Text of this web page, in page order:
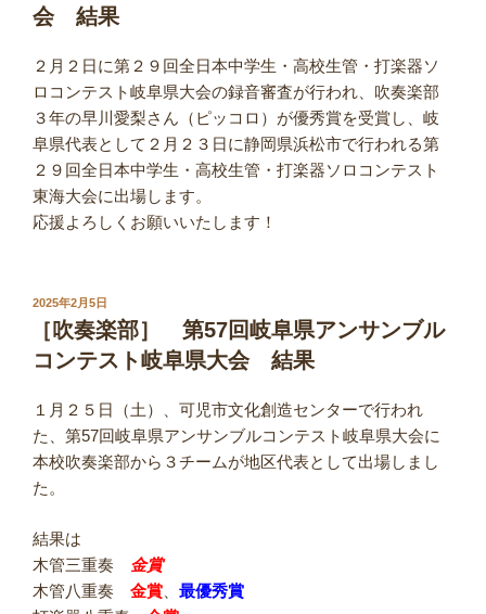
会 結果
２月２日に第２９回全日本中学生・高校生管・打楽器ソ
ロコンテスト岐阜県大会の録音審査が行われ、吹奏楽部
３年の早川愛梨さん（ピッコロ）が優秀賞を受賞し、岐
阜県代表として２月２３日に静岡県浜松市で行われる第
２９回全日本中学生・高校生管・打楽器ソロコンテスト
東海大会に出場します。
応援よろしくお願いいたします！
投
日:
2025年2月5日
［吹奏楽部］ 第57回岐阜県アンサンブル
コンテスト岐阜県大会 結果
１月２５日（土）、可児市文化創造センターで行われ
た、第57回岐阜県アンサンブルコンテスト岐阜県大会に
本校吹奏楽部から３チームが地区代表として出場しまし
た。
結果は
木管三重奏 金賞
木管八重奏 金賞
最優秀賞